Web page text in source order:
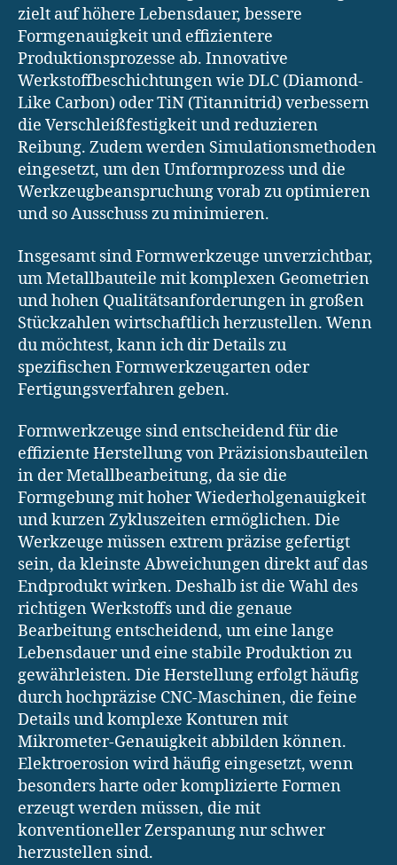
zielt auf höhere Lebensdauer, bessere
Formgenauigkeit und effizientere
Produktionsprozesse ab. Innovative
Werkstoffbeschichtungen wie DLC (Diamond-
Like Carbon) oder TiN (Titannitrid) verbessern
die Verschleißfestigkeit und reduzieren
Reibung. Zudem werden Simulationsmethoden
eingesetzt, um den Umformprozess und die
Werkzeugbeanspruchung vorab zu optimieren
und so Ausschuss zu minimieren.
Insgesamt sind Formwerkzeuge unverzichtbar,
um Metallbauteile mit komplexen Geometrien
und hohen Qualitätsanforderungen in großen
Stückzahlen wirtschaftlich herzustellen. Wenn
du möchtest, kann ich dir Details zu
spezifischen Formwerkzeugarten oder
Fertigungsverfahren geben.
Formwerkzeuge sind entscheidend für die
effiziente Herstellung von Präzisionsbauteilen
in der Metallbearbeitung, da sie die
Formgebung mit hoher Wiederholgenauigkeit
und kurzen Zykluszeiten ermöglichen. Die
Werkzeuge müssen extrem präzise gefertigt
sein, da kleinste Abweichungen direkt auf das
Endprodukt wirken. Deshalb ist die Wahl des
richtigen Werkstoffs und die genaue
Bearbeitung entscheidend, um eine lange
Lebensdauer und eine stabile Produktion zu
gewährleisten. Die Herstellung erfolgt häufig
durch hochpräzise CNC-Maschinen, die feine
Details und komplexe Konturen mit
Mikrometer-Genauigkeit abbilden können.
Elektroerosion wird häufig eingesetzt, wenn
besonders harte oder komplizierte Formen
erzeugt werden müssen, die mit
konventioneller Zerspanung nur schwer
herzustellen sind.